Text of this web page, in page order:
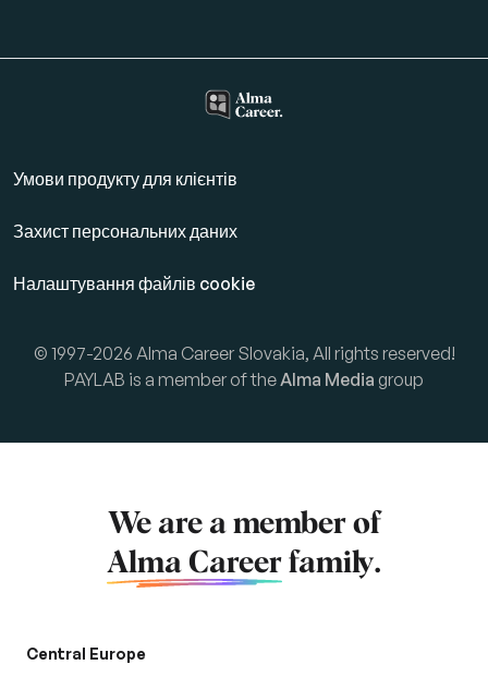
Умови продукту для клієнтів
Захист персональних даних
Налаштування файлів cookie
© 1997-2026 Alma Career Slovakia, All rights reserved!
PAYLAB is a member of the Alma Media group
We are a member of
Alma Career family.
Central Europe